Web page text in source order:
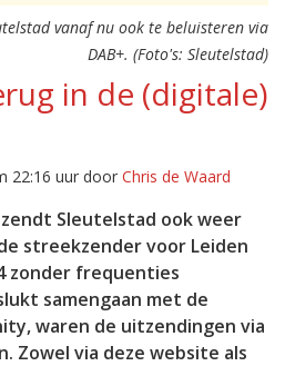
vanaf nu ook te beluisteren via
DAB+. (Foto's: Sleutelstad)
in de (digitale)
22:16 uur door Chris de Waard
zendt Sleutelstad ook weer
streekzender voor Leiden
zonder frequenties
samengaan met de
waren de uitzendingen via
Zowel via deze website als